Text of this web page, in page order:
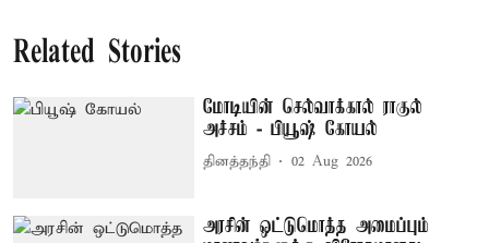
Related Stories
மோடியின் செல்வாக்கால் ராகுல்
அச்சம் - பியூஷ் கோயல்
தினத்தந்தி 02 Aug 2026
அரசின் ஒட்டுமொத்த அமைப்பும்